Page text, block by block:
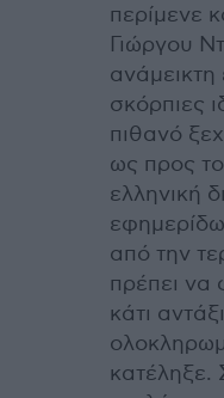
περίμενε
Γιώργου
σκόρπιες
πιθανό
ως προς
ελληνική
από την
πρέπει να
κάτι
κατέληξε.